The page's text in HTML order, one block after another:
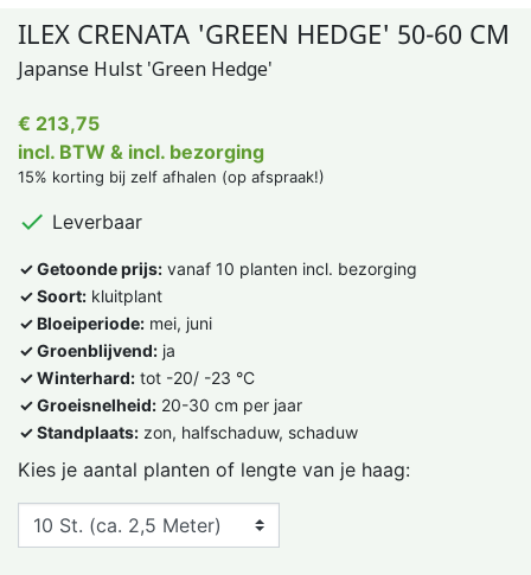
ILEX CRENATA 'GREEN HEDGE' 50-60 CM
Japanse Hulst 'Green Hedge'
€ 213,75
incl. BTW & incl. bezorging
15% korting bij zelf afhalen (op afspraak!)
 Leverbaar
✓ Getoonde prijs: vanaf 10 planten incl. bezorging
✓ Soort: kluitplant
✓ Bloeiperiode: mei, juni
✓ Groenblijvend: ja
✓ Winterhard: tot -20/ -23 °C
✓ Groeisnelheid: 20-30 cm per jaar
✓ Standplaats: zon, halfschaduw, schaduw
Kies je aantal planten of lengte van je haag: